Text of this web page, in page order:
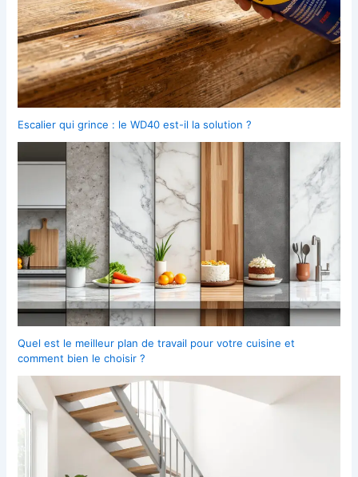
Escalier qui grince : le WD40 est-il la solution ?
Quel est le meilleur plan de travail pour votre cuisine et
comment bien le choisir ?